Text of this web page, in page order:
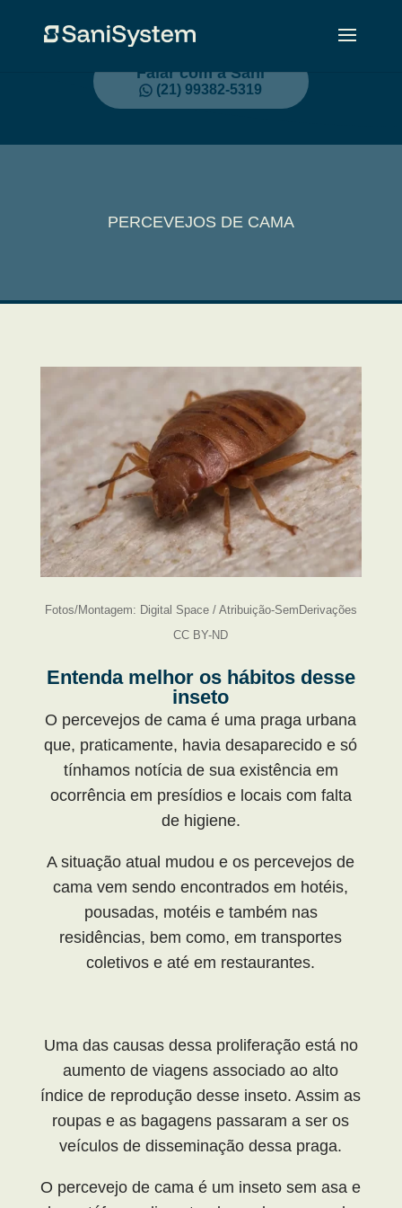
Falar com a Sani
(21) 99382-5319
PERCEVEJOS DE CAMA
Fotos/Montagem: Digital Space / Atribuição-SemDerivações
CC BY-ND
Entenda melhor os hábitos desse
inseto
O percevejos de cama é uma praga urbana
que, praticamente, havia desaparecido e só
tínhamos notícia de sua existência em
ocorrência em presídios e locais com falta
de higiene.
A situação atual mudou e os percevejos de
cama vem sendo encontrados em hotéis,
pousadas, motéis e também nas
residências, bem como, em transportes
coletivos e até em restaurantes.
Uma das causas dessa proliferação está no
aumento de viagens associado ao alto
índice de reprodução desse inseto. Assim as
roupas e as bagagens passaram a ser os
veículos de disseminação dessa praga.
O percevejo de cama é um inseto sem asa e